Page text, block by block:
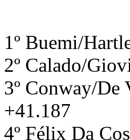
1º Buemi/
2º Calado/
3º Conway/
+41.187
4º Félix Da